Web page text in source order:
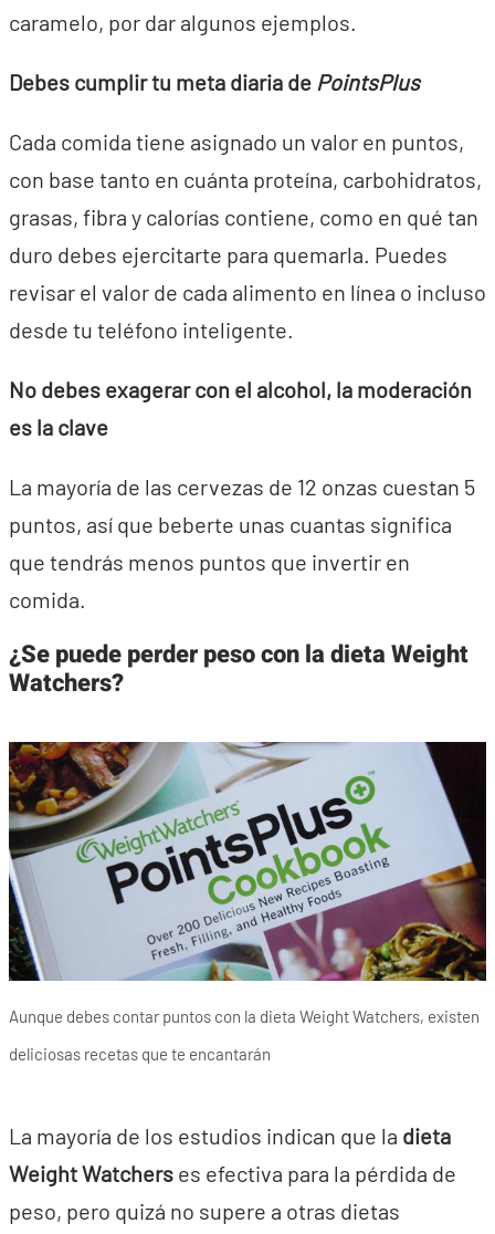
caramelo, por dar algunos ejemplos.
Debes cumplir tu meta diaria de PointsPlus
Cada comida tiene asignado un valor en puntos,
con base tanto en cuánta proteína, carbohidratos,
grasas, fibra y calorías contiene, como en qué tan
duro debes ejercitarte para quemarla. Puedes
revisar el valor de cada alimento en línea o incluso
desde tu teléfono inteligente.
No debes exagerar con el alcohol, la moderación
es la clave
La mayoría de las cervezas de 12 onzas cuestan 5
puntos, así que beberte unas cuantas significa
que tendrás menos puntos que invertir en
comida.
¿Se puede perder peso con la dieta Weight
Watchers?
Aunque debes contar puntos con la dieta Weight Watchers, existen
deliciosas recetas que te encantarán
La mayoría de los estudios indican que la dieta
Weight Watchers es efectiva para la pérdida de
peso, pero quizá no supere a otras dietas